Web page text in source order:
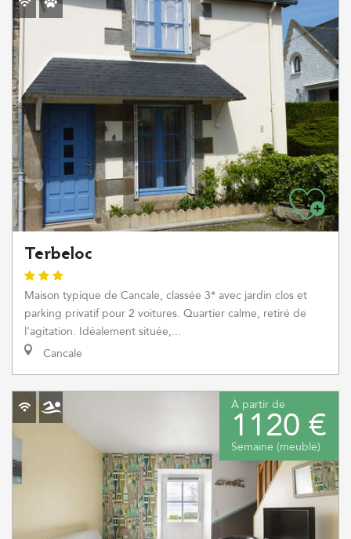
Terbeloc
Maison typique de Cancale, classée 3* avec jardin clos et
parking privatif pour 2 voitures. Quartier calme, retiré de
l'agitation. Idéalement située,...
Cancale
À partir de
1120 €
Semaine (meublé)